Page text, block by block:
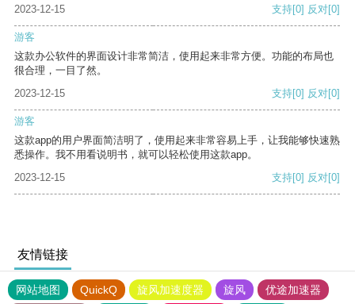
2023-12-15
支持[0] 反对[0]
游客
这款办公软件的界面设计非常简洁，使用起来非常方便。功能的布局也
很合理，一目了然。
2023-12-15
支持[0] 反对[0]
游客
这款app的用户界面简洁明了，使用起来非常容易上手，让我能够快速熟
悉操作。我不用看说明书，就可以轻松使用这款app。
2023-12-15
支持[0] 反对[0]
友情链接
网站地图 QuickQ 旋风加速度器 旋风 优途加速器